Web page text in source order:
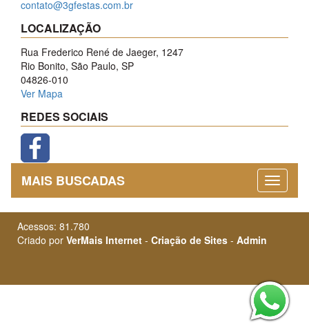
contato@3gfestas.com.br
LOCALIZAÇÃO
Rua Frederico René de Jaeger, 1247
Rio Bonito, São Paulo, SP
04826-010
Ver Mapa
REDES SOCIAIS
MAIS BUSCADAS
Acessos: 81.780
Criado por VerMais Internet - Criação de Sites - Admin